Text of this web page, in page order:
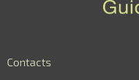
Contacts